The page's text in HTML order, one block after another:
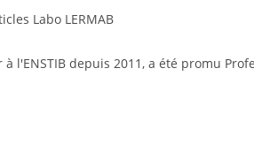
Labo LERMAB
l'ENSTIB depuis 2011, a été promu